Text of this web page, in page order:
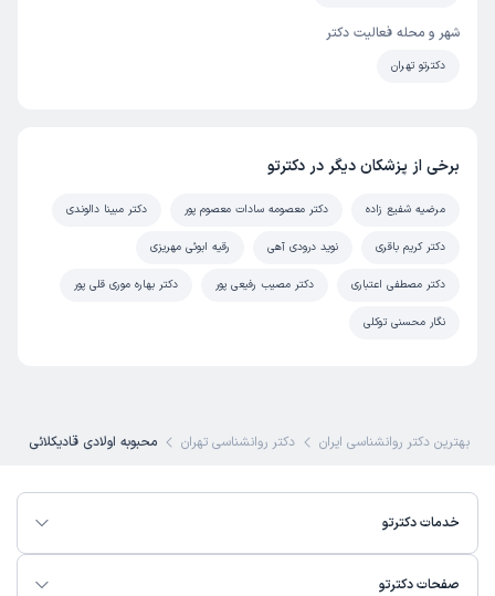
شهر و محله فعالیت دکتر
دکترتو تهران
برخی از پزشکان دیگر در دکترتو
مرضیه شفیع زاده دکتر معصومه سادات معصوم پور دکتر مبینا دالوندی
دکتر کریم باقری نوید درودی آهی رقیه ابوئی مهریزی
دکتر مصطفی اعتباری دکتر مصیب رفیعی پور دکتر بهاره موری قلی پور
نگار محسنی توکلی
بهترین دکتر روانشناسی ایران دکتر روانشناسی تهران محبوبه اولادی قادیکلائی
خدمات دکترتو
صفحات دکترتو